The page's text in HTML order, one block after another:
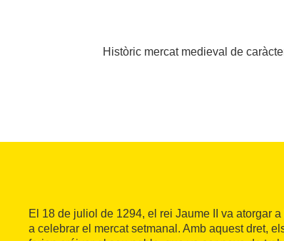
Històric mercat medieval de
El 18 de juliol de 1294, el rei Jaume II va atorgar
a celebrar el mercat setmanal. Amb aquest dret,